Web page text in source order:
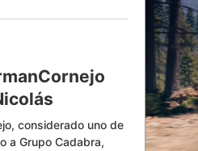
considerado uno de
a Grupo Cadabra,